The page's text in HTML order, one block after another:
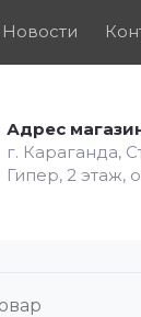
Новости
Адрес
г. Караганда,
Гипер, 2 этаж,